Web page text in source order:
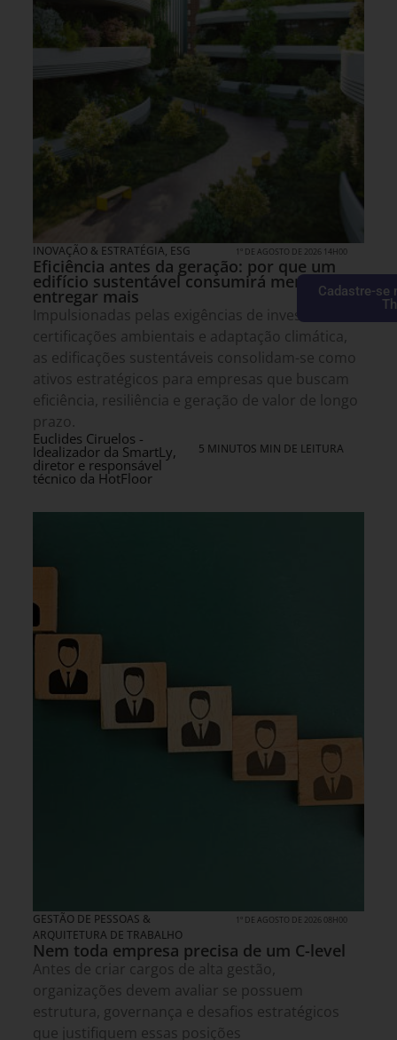
INOVAÇÃO & ESTRATÉGIA, ESG 1º DE AGOSTO DE 2026 14H00
Eficiência antes da geração: por que um
edifício sustentável consumirá menos para
entregar mais
Impulsionadas pelas exigências de investidores,
certificações ambientais e adaptação climática,
as edificações sustentáveis consolidam-se como
ativos estratégicos para empresas que buscam
eficiência, resiliência e geração de valor de longo
prazo.
Euclides Ciruelos -
Idealizador da SmartLy,
diretor e responsável
técnico da HotFloor
5 MINUTOS MIN DE LEITURA
GESTÃO DE PESSOAS &
ARQUITETURA DE TRABALHO
1º DE AGOSTO DE 2026 08H00
Nem toda empresa precisa de um C-level
Antes de criar cargos de alta gestão,
organizações devem avaliar se possuem
estrutura, governança e desafios estratégicos
que justifiquem essas posições
Cadastre-se